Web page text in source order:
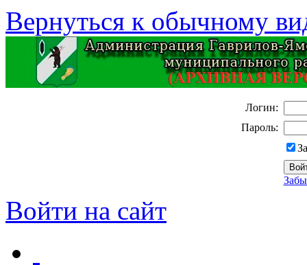
Вернуться к обычному
Логин:
Пароль:
Войти на сайт